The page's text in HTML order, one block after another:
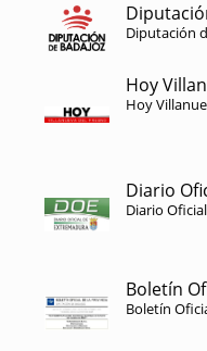
Diputación
Hoy
Hoy
Diario
Diario
Boletín
Boletín